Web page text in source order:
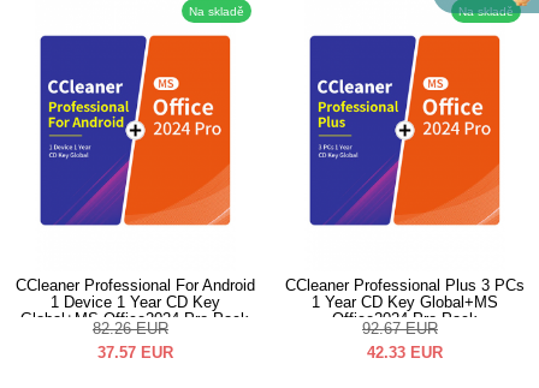
Na skladě
CCleaner Professional For Android
1 Device 1 Year CD Key
Global+MS Office2024 Pro Pack
82.26 EUR
37.57 EUR
Na skladě
CCleaner Professional Plus 3 PCs
1 Year CD Key Global+MS
Office2024 Pro Pack
92.67 EUR
42.33 EUR